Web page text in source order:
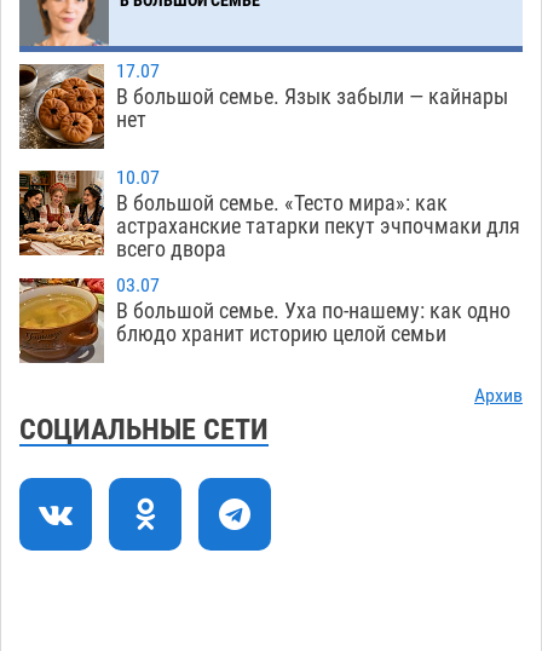
10:51
Фаворитская ноша: астраханские
гандболисты крупно проиграли пермякам
09:00
Лидеры чеченской диаспоры в Астрахани
осудили выходку молодого лихача с улицы
Никольской
18:00
Завтра астраханцы проведут день в режиме
экстремальной температурной нагрузки
Астраханский котлован с мусором угрожает
плодородию Харабалинского района
16:24
Игорь Редькин проинспектировал
коммунальную готовность астраханского
17.07
В большой семье. Язык забыли — кайнары
нет
10.07
В большой семье. «Тесто мира»: как
астраханские татарки пекут эчпочмаки для
всего двора
03.07
В большой семье. Уха по-нашему: как одно
блюдо хранит историю целой семьи
Архив
СОЦИАЛЬНЫЕ СЕТИ